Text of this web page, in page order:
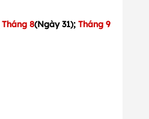
Tháng 8(Ngày 31); Tháng 9